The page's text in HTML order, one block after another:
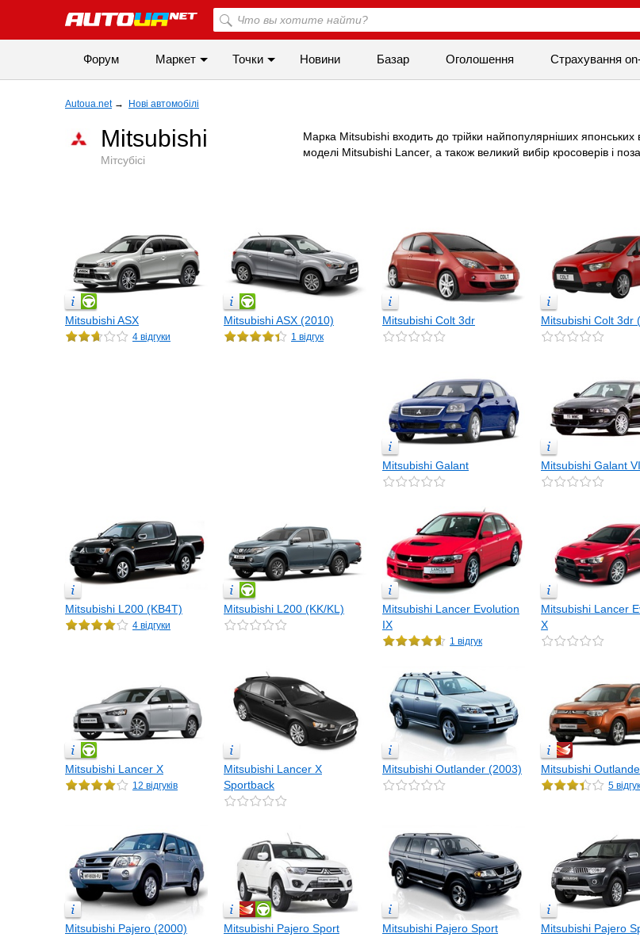
Форум Маркет Точки Новини Базар Оголошення Страхування
Autoua.net → Нові автомобілі
Mitsubishi
Мітсубісі
Марка Mitsubishi входить до трійки найпопулярніших
моделі Mitsubishi Lancer, а також великий вибір кросоверів і
Mitsubishi ASX
4 відгуки
Mitsubishi ASX (2010)
1 відгук
Mitsubishi Colt 3dr Mitsubishi Colt 3dr
Mitsubishi Galant Mitsubishi Galant
Mitsubishi L200 (KB4T)
4 відгуки
Mitsubishi L200 (KK/KL)
Mitsubishi Lancer Evolution
IX
1 відгук
Mitsubishi Lancer
X
Mitsubishi Lancer X
12 відгуків
Mitsubishi Lancer X
Sportback
Mitsubishi Outlander (2003) Mitsubishi
5
Mitsubishi Pajero (2000) Mitsubishi Pajero Sport
Mitsubishi Pajero Sport
Mitsubishi Pajero